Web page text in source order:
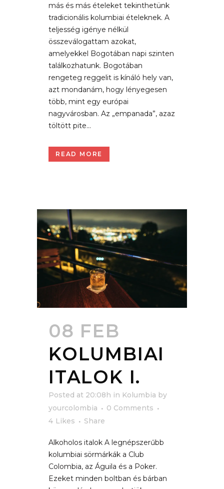
más és más ételeket tekinthetünk
tradicionális kolumbiai ételeknek. A
teljesség igénye nélkül
összeválogattam azokat,
amelyekkel Bogotában napi szinten
találkozhatunk. Bogotában
rengeteg reggelit is kínáló hely van,
azt mondanám, hogy lényegesen
több, mint egy európai
nagyvárosban. Az „empanada”, azaz
töltött pite...
READ MORE
08 FEB
KOLUMBIAI
ITALOK I.
Posted at 20:08h in Kolumbia by
yourcolombia
0 Comments
4 Likes Share
Alkoholos italok A legnépszerűbb
kolumbiai sörmárkák a Club
Colombia, az Águila és a Poker.
Ezeket minden boltban és bárban